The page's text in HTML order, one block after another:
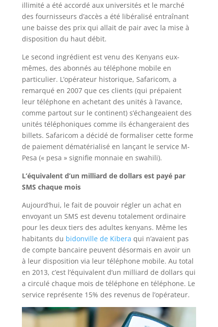
illimité a été accordé aux universités et le marché
des fournisseurs d’accès a été libéralisé entraînant
une baisse des prix qui allait de pair avec la mise à
disposition du haut débit.
Le second ingrédient est venu des Kenyans eux-
mêmes, des abonnés au téléphone mobile en
particulier. L’opérateur historique, Safaricom, a
remarqué en 2007 que ces clients (qui prépaient
leur téléphone en achetant des unités à l’avance,
comme partout sur le continent) s’échangeaient des
unités téléphoniques comme ils échangeraient des
billets. Safaricom a décidé de formaliser cette forme
de paiement dématérialisé en lançant le service M-
Pesa (« pesa » signifie monnaie en swahili).
L’équivalent d’un milliard de dollars est payé par
SMS chaque mois
Aujourd’hui, le fait de pouvoir régler un achat en
envoyant un SMS est devenu totalement ordinaire
pour les deux tiers des adultes kenyans. Même les
habitants du bidonville de Kibera qui n’avaient pas
de compte bancaire peuvent désormais en avoir un
à leur disposition via leur téléphone mobile. Au total
en 2013, c’est l’équivalent d’un milliard de dollars qui
a circulé chaque mois de téléphone en téléphone. Le
service représente 15% des revenus de l’opérateur.